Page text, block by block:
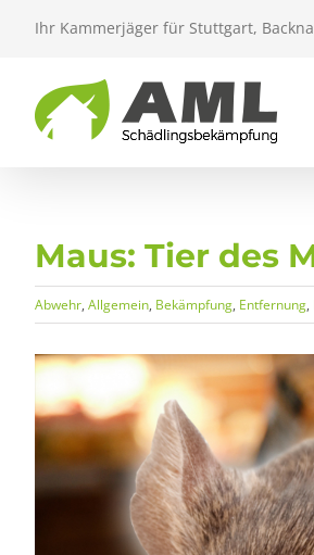
Ihr Kammerjäger für Stuttgart,
Maus: Tier des
Abwehr, Allgemein, Bekämpfung, Entfernung,
Zeige
grösseres
Bild